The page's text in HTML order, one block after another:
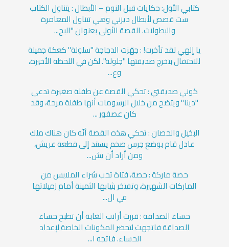
كتابي الأول: حكايات قبل النوم – الأبطال : يتناول الكتاب
ست قصص لأبطال ديزني وهي تتناول المغامرة
والبطولات. القصة الأولى بعنوان "البح...
يا إلهي لقد تأخرت! : جهّزت الدجاجة "سلولة" كعكة جميلة
للاحتفال بتخرج صديقتها "جلولة". لكن في اللحظة الأخيرة،
وع...
كوني صديقتي : تحكي القصة عن طفلة صغيرة تدعى
"دينا" ويتضح من خلال الرسومات أنها طفلة مرحة، وقد
كان عصفور ...
البخيل والحصان : تحكي هذه القصة أنّه كان هناك ملك
عادل قام بوضع جرس ضخم يستند إلى قطعة عريش،
ومن أراد أن يش...
حصة ماركة : حصة، فتاة تحب شراء الملابس من
الماركات الشهيرة، وتفتخر بثيابها الثمينة أمام زميلاتها
في ال...
حساء الصداقة : قررت أرانب الغابة أن تطبخ حساء
الصداقة فاتجهت لتحضر المكونات الخاصة لإعداد
الحساء. فاتجه ا...